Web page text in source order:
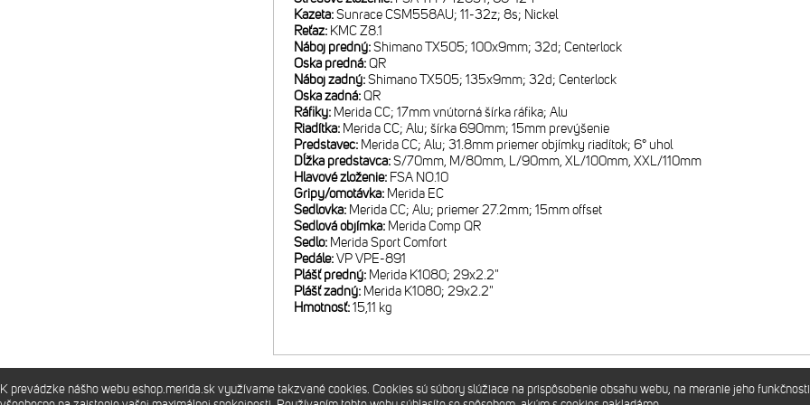
Kazeta:Sunrace CSM558AU; 11-32z; 8s; Nickel
Reťaz: KMC Z8.1
Náboj predný:Shimano TX505; 100x9mm; 32d; Centerlock
Oska predná:QR
Náboj zadný:Shimano TX505; 135x9mm; 32d; Centerlock
Oska zadná:QR
Ráfiky: Merida CC; 17mm vnútorná šírka ráfika; Alu
Riadítka: Merida CC; Alu; šírka 690mm; 15mm prevýšenie
Predstavec: Merida CC; Alu; 31.8mm priemer objímky riadítok; 6° uhol
Dĺžka predstavca:S/70mm, M/80mm, L/90mm, XL/100mm, XXL/110mm
Hlavové zloženie: FSA NO.10
Gripy/omotávka: Merida EC
Sedlovka: Merida CC; Alu; priemer 27.2mm; 15mm offset
Sedlová objímka: Merida Comp QR
Sedlo: Merida Sport Comfort
Pedále:VP VPE-891
Plášť predný: Merida K1080; 29x2.2"
Plášť zadný: Merida K1080; 29x2.2"
Hmotnosť:15,11 kg
PrevádzkujeMerida Slovakia s.r.o.
K prevádzke nášho webu eshop.merida.sk využívame takzvané cookies. Cookies sú súbory slúžiace na prispôsobenie obsahu webu, na meranie jeho